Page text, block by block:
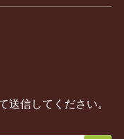
信してください。